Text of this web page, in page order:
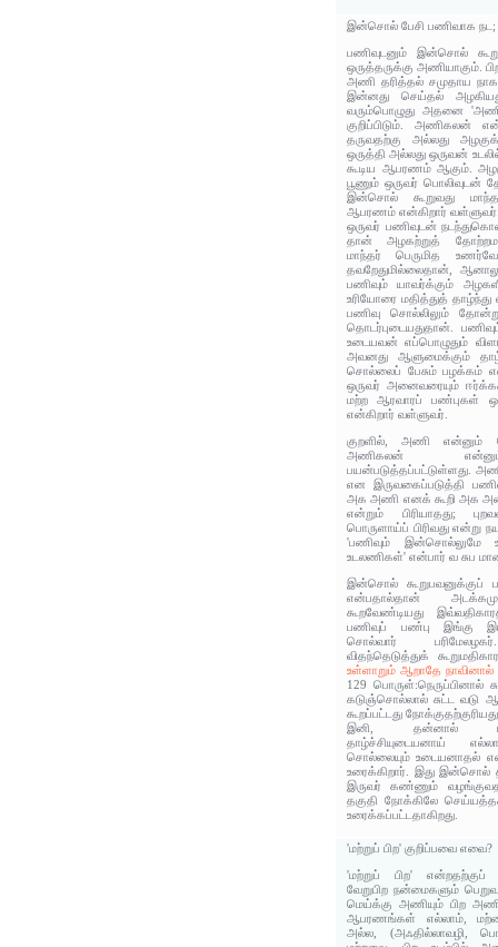
இன்சொல் பேசி பணிவாக
பணிவுடனும் இன்சொல்
ஒருத்தருக்கு அணியாகும்.
அணி தரித்தல் சமுதாய
இன்னது செய்தல்
வரும்பொழுது அதனை
குறிப்பிடும். அணிகலன்
தருவதற்கு அல்லது
ஒருத்தி அல்லது ஒருவன்
கூடிய ஆபரணம் ஆகும்.
பூணும் ஒருவர் பொலிவுடன்
இன்சொல் கூறுவது
ஆபரணம் என்கிறார்
ஒருவர் பணிவுடன்
தான் அழகற்றுத்
மாந்தர் பெருமித
தவறேதுமில்லைதான்,
பணிவும் யாவர்க்கும்
உரியோரை மதித்துத்
பணிவு சொல்லிலும்
தொடர்புடையதுதான்.
உடையவன் எப்பொழுதும்
அவனது ஆளுமைக்கும்
சொல்லைப் பேசும் பழக்கம்
ஒருவர் அனைவரையும்
மற்ற ஆரவாரப் பண்புகள்
என்கிறார் வள்ளுவர்.
குறளில், அணி என்னும்
அணிகலன்
பயன்படுத்தப்பட்டுள்ளது.
என இருவகைப்படுத்தி
அக அணி எனக் கூறி அக
என்றும் பிரியாதது;
பொருளாய்ப் பிரிவது என்று
'பணிவும் இன்சொல்லுமே
உடலணிகள்' என்பார் வ சுப
இன்சொல் கூறுபவனுக்குப்
என்பதால்தான்
கூறவேண்டியது
பணிவுப் பண்பு இங்கு
சொல்வார்
விதந்தெடுத்துக்‌
உள்ளாறும் ஆறாதே நாவினால்
129 பொருள்:நெருப்பினால்
கடுஞ்சொல்லால் சுட்ட வடு
கூறப்பட்டது
இனி, தன்னால்
தாழ்ச்சியுடையனாய்
சொல்லையும் உடையனாதல்
உரைக்கிறார். இது இன்சொல்
இருவர் கண்ணும்
தகுதி நோக்கிலே
உரைக்கப்பட்டதாகிறது.
'மற்றுப் பிற' குறிப்பவை எவை?
'மற்றுப் பிற' என்றதற்குப்
வேறுபிற நன்மைகளும்
மெய்க்கு அணியும் பிற
ஆபரணங்கள் எல்லாம்,
அல்ல, (அஃதில்லாவழி,